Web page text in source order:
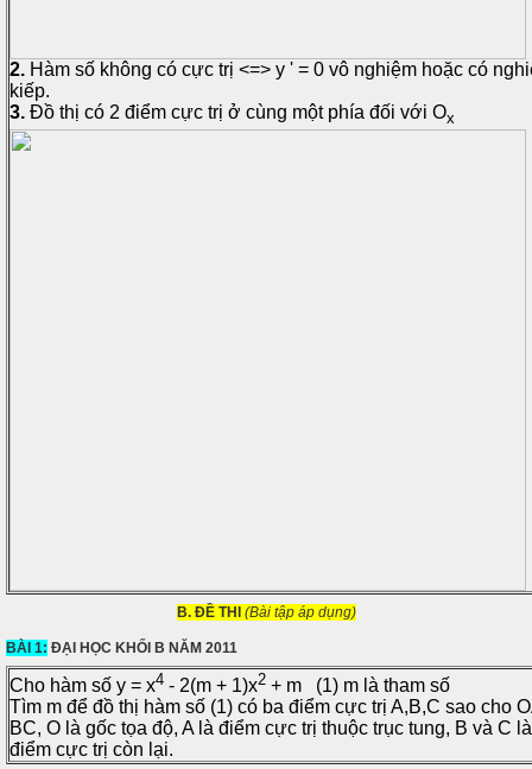
2. Hàm số không có cực trị <=> y ' = 0 vô nghiệm hoặc có
kiếp.
3. Đồ thị có 2 điểm cực trị ở cùng một phía đối với Ox
B. ĐỀ THI (Bài tập áp dụng)
BÀI 1: ĐẠI HỌC KHỐI B NĂM 2011
Cho hàm số y = x4 - 2(m + 1)x2 + m (1) m là tham số
Tìm m để đồ thị hàm số (1) có ba điểm cực trị A,B,C sao cho
BC, O là gốc tọa độ, A là điểm cực trị thuộc trục tung, B và C
điểm cực trị còn lại.